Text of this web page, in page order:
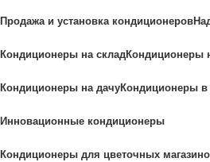
Продажа и установка кондиционеров
Кондиционеры на складКондиционеры
Кондиционеры на дачуКондиционеры в
Инновационные кондиционеры
Кондиционеры для цветочных